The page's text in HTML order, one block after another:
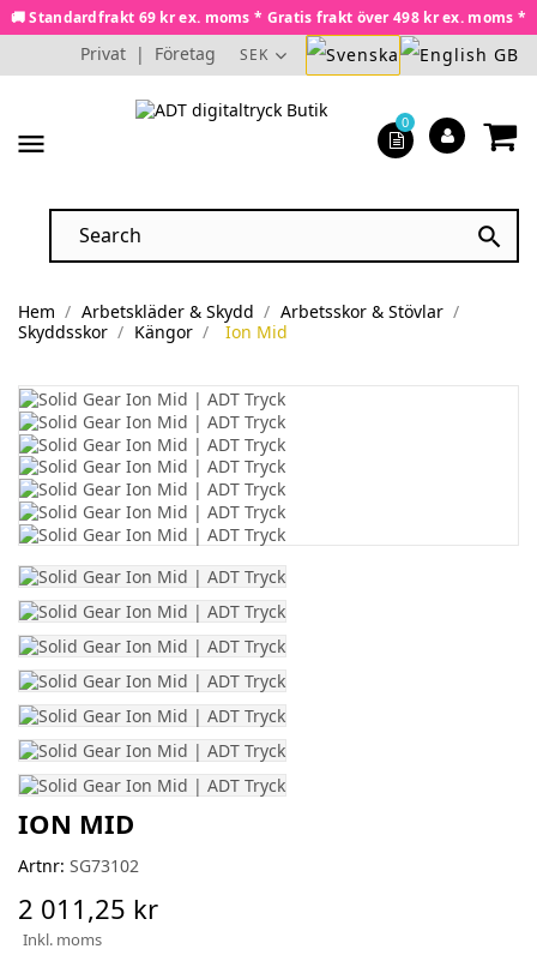
🚚 Standardfrakt 69 kr ex. moms * Gratis frakt över 498 kr ex. moms *
Privat | Företag SEK
menu

0
Hem Arbetskläder & Skydd
Arbetsskor & Stövlar
Skyddsskor
Kängor Ion Mid
ION MID
Artnr: SG73102
2 011,25 kr
Inkl. moms